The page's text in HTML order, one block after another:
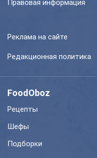
Правовая информация
Реклама на сайте
Редакционная политика
FoodOboz
Рецепты
Шефы
Подборки